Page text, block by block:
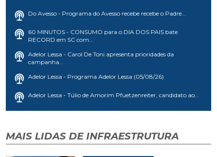
Do Avesso - Programa do Avesso recebe recebe o Padre...
60 MINUTOS - CONSUMO para o DIA DOS PAIS bate
RECORD em SC com...
Adelor Lessa - Carol De Toni apresenta prioridades da
campanha...
Adelor Lessa - Programa Adelor Lessa (05/08/26)
Adelor Lessa - Túlio de Amorim Pfuetzenreiter, candidato ao...
MAIS LIDAS DE INFRAESTRUTURA